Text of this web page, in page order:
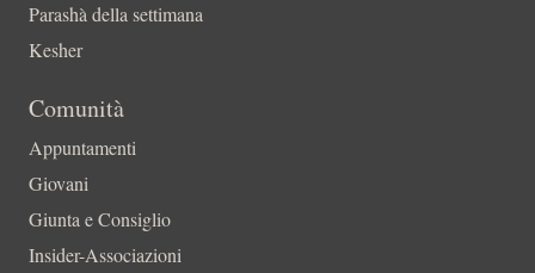
Parashà della settimana
Kesher
Comunità
Appuntamenti
Giovani
Giunta e Consiglio
Insider-Associazioni